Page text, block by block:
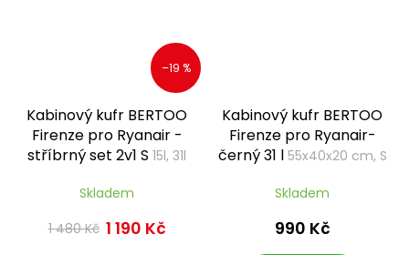
–19 %
Kabinový kufr BERTOO
Firenze pro Ryanair -
stříbrný set 2v1 S 15l, 31l
Skladem
1 480 Kč 1 190 Kč
Kabinový kufr BERTOO
Firenze pro Ryanair-
černý 31 l 55x40x20 cm, S
Skladem
990 Kč